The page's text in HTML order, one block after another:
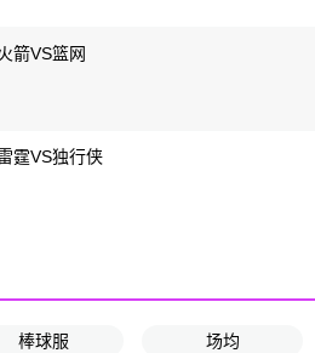
箭VS篮网
霆VS独行侠
棒球服 场均